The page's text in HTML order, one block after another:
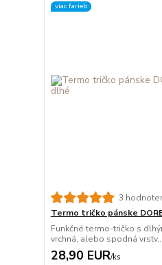
viac farieb
3
Termo tričko pánske
Funkčné termo-tričko s
vrchná, alebo spodná vrstv...
28,90 EUR/ks